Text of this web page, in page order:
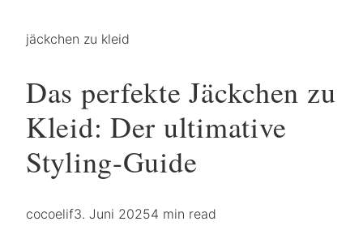
jäckchen zu kleid
Das perfekte Jäckchen zu
Kleid: Der ultimative
Styling-Guide
cocoelif3. Juni 20254 min read